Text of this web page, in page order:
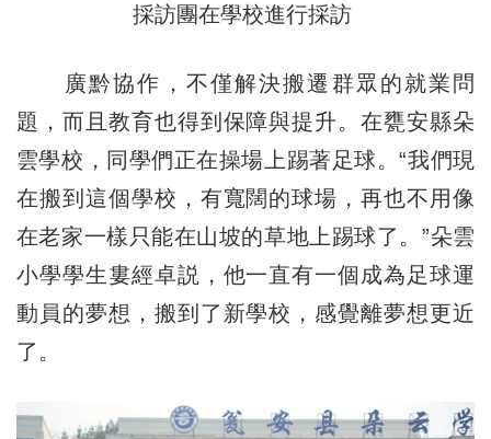
採訪團在學校進行採訪
廣黔協作，不僅解決搬遷群眾的就業問
題，而且教育也得到保障與提升。在甕安縣朵
雲學校，同學們正在操場上踢著足球。“我們現
在搬到這個學校，有寬闊的球場，再也不用像
在老家一樣只能在山坡的草地上踢球了。”朵雲
小學學生婁經卓説，他一直有一個成為足球運
動員的夢想，搬到了新學校，感覺離夢想更近
了。